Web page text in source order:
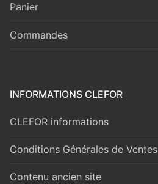
Panier
Commandes
INFORMATIONS CLEFOR
CLEFOR informations
Conditions Générales de Ventes
Contenu ancien site